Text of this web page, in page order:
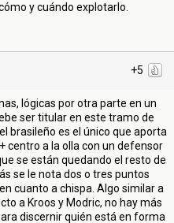
y cuándo explotarlo.
+5
lógicas por otra parte en un
ser titular en este tramo de
brasileño es el único que aporta
centro a la olla con un defensor
se están quedando el resto de
se le nota dos o tres puntos
cuanto a chispa. Algo similar a
a Kroos y Modric, no hay más
discernir quién está en forma